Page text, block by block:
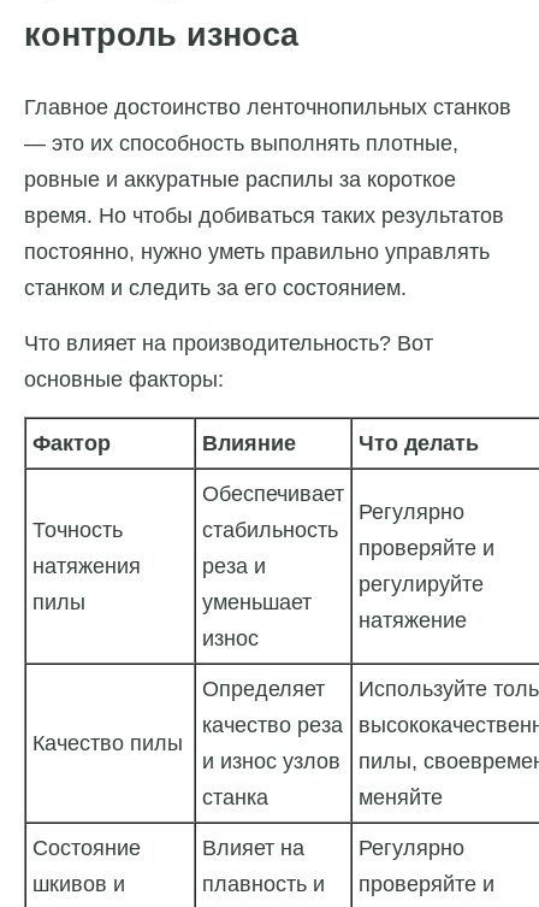
контроль износа
Главное достоинство ленточнопильных станков
— это их способность выполнять плотные,
ровные и аккуратные распилы за короткое
время. Но чтобы добиваться таких результатов
постоянно, нужно уметь правильно управлять
станком и следить за его состоянием.
Что влияет на производительность? Вот
основные факторы:
Фактор Влияние Что делать
Точность
натяжения
пилы
Обеспечивает
стабильность
реза и
уменьшает
износ
Регулярно
проверяйте и
регулируйте
натяжение
Качество пилы
Определяет
качество реза
и износ узлов
станка
Используйте
пилы,
меняйте
Состояние
шкивов и
Влияет на
плавность и
Регулярно
проверяйте и